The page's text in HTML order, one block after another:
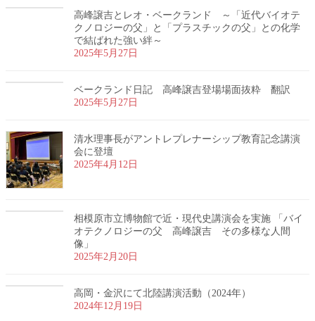
高峰譲吉とレオ・ベークランド ～「近代バイオテ
クノロジーの父」と「プラスチックの父」との化学
で結ばれた強い絆～
2025年5月27日
ベークランド日記 高峰譲吉登場場面抜粋 翻訳
2025年5月27日
清水理事長がアントレプレナーシップ教育記念講演
会に登壇
2025年4月12日
相模原市立博物館で近・現代史講演会を実施 「バイ
オテクノロジーの父 高峰譲吉 その多様な人間
像」
2025年2月20日
高岡・金沢にて北陸講演活動（2024年）
2024年12月19日